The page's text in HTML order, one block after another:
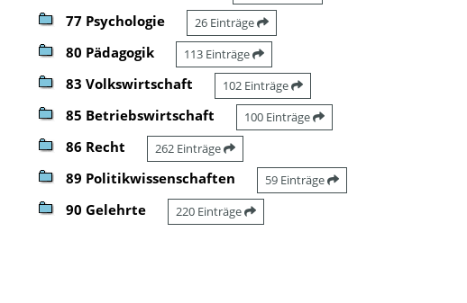
77 Psychologie 26 Einträge
80 Pädagogik 113 Einträge
83 Volkswirtschaft 102 Einträge
85 Betriebswirtschaft 100 Einträge
86 Recht 262 Einträge
89 Politikwissenschaften 59 Einträge
90 Gelehrte 220 Einträge